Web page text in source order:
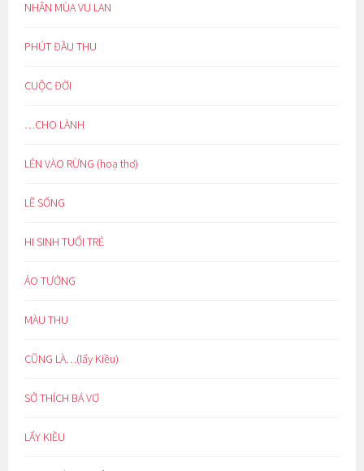
NHÂN MÙA VU LAN
PHÚT ĐẦU THU
CUỘC ĐỜI
…CHO LÀNH
LẺN VÀO RỪNG (hoạ thơ)
LẼ SỐNG
HI SINH TUỔI TRẺ
ẢO TƯỞNG
MÀU THU
CŨNG LÀ…(lẩy Kiều)
SỞ THÍCH BÁ VƠ
LẨY KIỀU